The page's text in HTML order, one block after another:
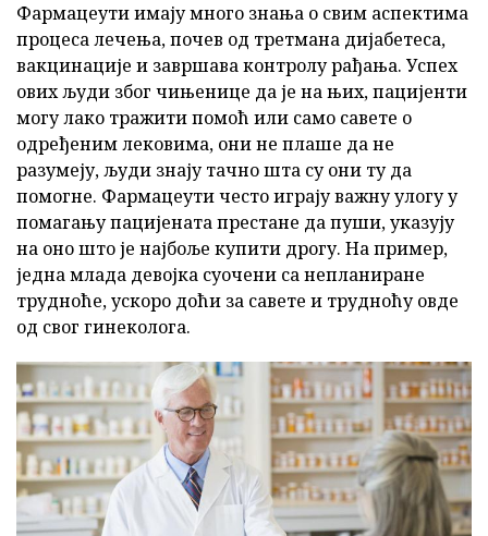
Фармацеути имају много знања о свим аспектима
процеса лечења, почев од третмана дијабетеса,
вакцинације и завршава контролу рађања. Успех
ових људи због чињенице да је на њих, пацијенти
могу лако тражити помоћ или само савете о
одређеним лековима, они не плаше да не
разумеју, људи знају тачно шта су они ту да
помогне. Фармацеути често играју важну улогу у
помагању пацијената престане да пуши, указују
на оно што је најбоље купити дрогу. На пример,
једна млада девојка суочени са непланиране
трудноће, ускоро доћи за савете и трудноћу овде
од свог гинеколога.